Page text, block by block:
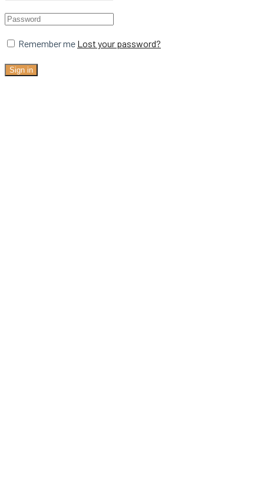
Remember me Lost your password?
Sign in